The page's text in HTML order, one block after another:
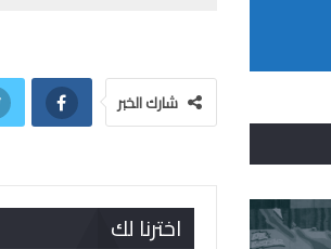
شارك الخبر
اخترنا لك